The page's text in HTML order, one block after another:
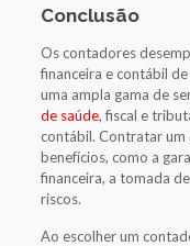
Conclusão
Os contadores
financeira e contábil
uma ampla gama de
de saúde, fiscal e
contábil. Contratar
benefícios, como a
financeira, a tomada
riscos.
Ao escolher um